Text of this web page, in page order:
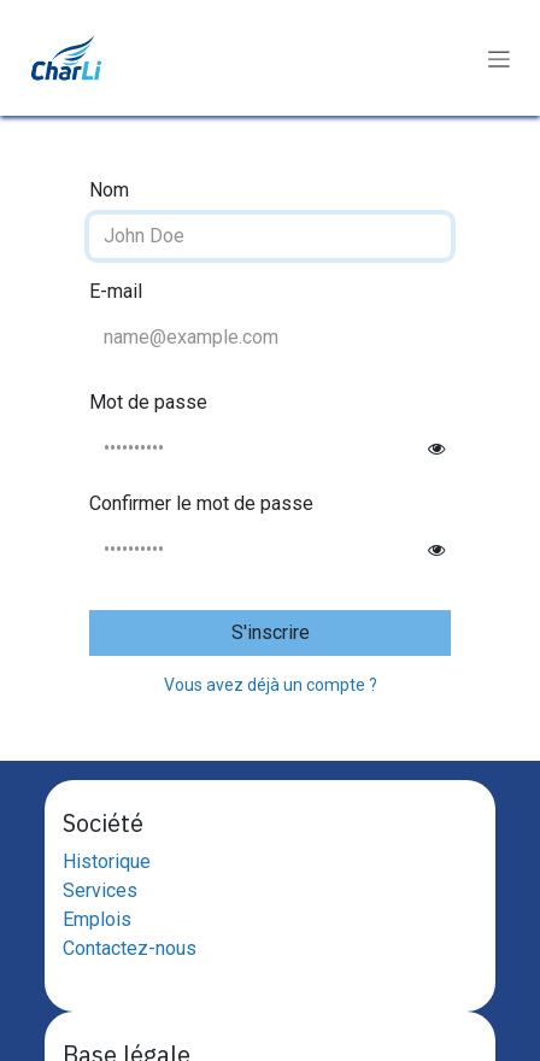
Nom
E-mail
Mot de passe
Confirmer le mot de passe
S'inscrire
Vous avez déjà un compte ?
Société
Historique
Services
Emplois
Contactez-nous